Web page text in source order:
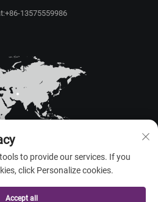
+86-13575559986
—Tietosuojakäytäntö
to provide our services. If you
click Personalize cookies.
Accept all